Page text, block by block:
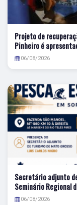
Projeto de
Pinheiro é
06/08/2026
Secretário adjunto
Seminário Regional
06/08/2026